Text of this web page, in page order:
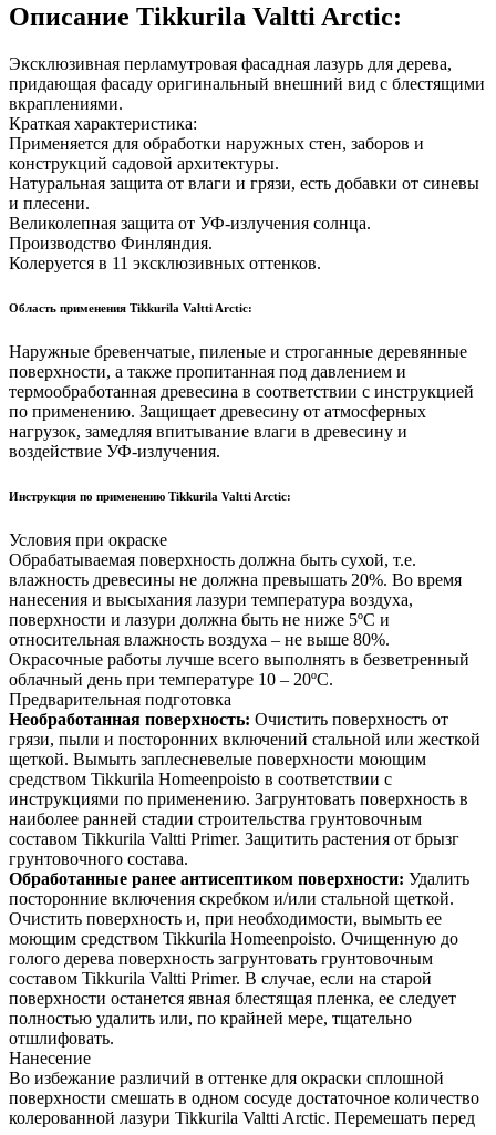
Описание Tikkurila Valtti Arctic:
Эксклюзивная перламутровая фасадная лазурь для дерева,
придающая фасаду оригинальный внешний вид с блестящими
вкраплениями.
Краткая характеристика:
Применяется для обработки наружных стен, заборов и
конструкций садовой архитектуры.
Натуральная защита от влаги и грязи, есть добавки от синевы
и плесени.
Великолепная защита от УФ-излучения солнца.
Производство Финляндия.
Колеруется в 11 эксклюзивных оттенков.
Область применения Tikkurila Valtti Arctic:
Наружные бревенчатые, пиленые и строганные деревянные
поверхности, а также пропитанная под давлением и
термообработанная древесина в соответствии с инструкцией
по применению. Защищает древесину от атмосферных
нагрузок, замедляя впитывание влаги в древесину и
воздействие УФ-излучения.
Инструкция по применению Tikkurila Valtti Arctic:
Условия при окраске
Обрабатываемая поверхность должна быть сухой, т.е.
влажность древесины не должна превышать 20%. Во время
нанесения и высыхания лазури температура воздуха,
поверхности и лазури должна быть не ниже 5ºС и
относительная влажность воздуха – не выше 80%.
Окрасочные работы лучше всего выполнять в безветренный
облачный день при температуре 10 – 20ºС.
Предварительная подготовка
Необработанная поверхность: Очистить поверхность от
грязи, пыли и посторонних включений стальной или жесткой
щеткой. Вымыть заплесневелые поверхности моющим
средством Tikkurila Homeenpoisto в соответствии с
инструкциями по применению. Загрунтовать поверхность в
наиболее ранней стадии строительства грунтовочным
составом Tikkurila Valtti Primer. Защитить растения от брызг
грунтовочного состава.
Обработанные ранее антисептиком поверхности: Удалить
посторонние включения скребком и/или стальной щеткой.
Очистить поверхность и, при необходимости, вымыть ее
моющим средством Tikkurila Homeenpoisto. Очищенную до
голого дерева поверхность загрунтовать грунтовочным
составом Tikkurila Valtti Primer. В случае, если на старой
поверхности останется явная блестящая пленка, ее следует
полностью удалить или, по крайней мере, тщательно
отшлифовать.
Нанесение
Во избежание различий в оттенке для окраски сплошной
поверхности смешать в одном сосуде достаточное количество
колерованной лазури Tikkurila Valtti Arctic. Перемешать перед